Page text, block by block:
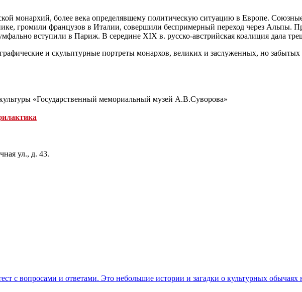
монархий, более века определявшему политическую ситуацию в Европе.
громили французов в Италии, совершили беспримерный переход через Альпы.
вступили в Париж. В середине XIX в. русско-австрийская коалиция дала
и скульптурные портреты монархов, великих и заслуженных, но забытых
«Государственный мемориальный музей А.В.Суворова»
ул., д. 43.
с вопросами и ответами. Это небольшие истории и загадки о культурных